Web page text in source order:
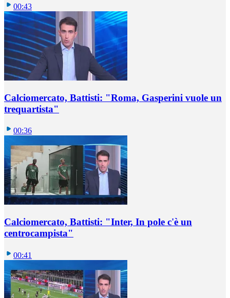
00:43
Calciomercato, Battisti: "Roma, Gasperini vuole un
trequartista"
00:36
Calciomercato, Battisti: "Inter, In pole c'è un
centrocampista"
00:41